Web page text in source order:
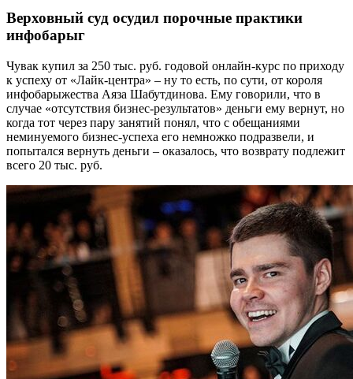
Верховный суд осудил порочные практики
инфобарыг
Чувак купил за 250 тыс. руб. годовой онлайн-курс по приходу
к успеху от «Лайк-центра» – ну то есть, по сути, от короля
инфобарыжества Аяза Шабутдинова. Ему говорили, что в
случае «отсутствия бизнес-результатов» деньги ему вернут, но
когда тот через пару занятий понял, что с обещаниями
неминуемого бизнес-успеха его немножко подразвели, и
попытался вернуть деньги – оказалось, что возврату подлежит
всего 20 тыс. руб.